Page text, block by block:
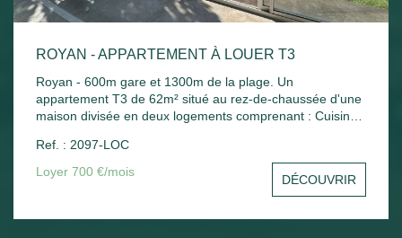
ROYAN - APPARTEMENT À LOUER T3
Royan - 600m gare et 1300m de la plage. Un
appartement T3 de 62m² situé au rez-de-chaussée d'une
maison divisée en deux logements comprenant : Cuisine
et wc. Chauffage électrique. Jardin commun.
Ref. : 2097-LOC
Loyer 700 €/mois
DÉCOUVRIR